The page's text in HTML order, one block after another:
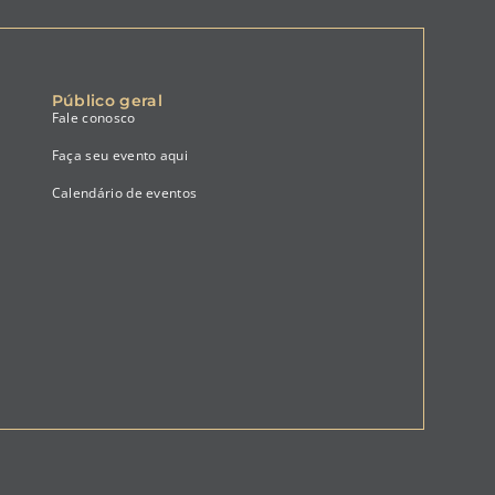
Público geral
Fale conosco
Faça seu evento aqui
Calendário de eventos